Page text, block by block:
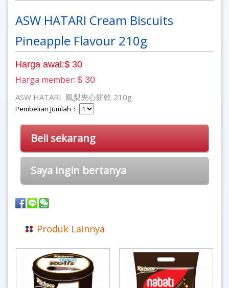
ASW HATARI Cream Biscuits
Pineapple Flavour 210g
Harga awal:$ 30
Harga member: $ 30
ASW HATARI 鳳梨夾心餅乾 210g
Pembelian Jumlah：
Beli sekarang
Saya ingin bertanya
Produk Lainnya